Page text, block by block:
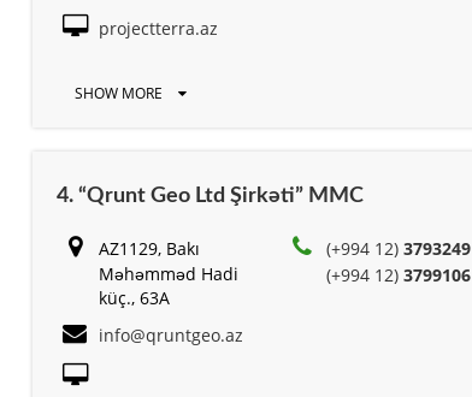
projectterra.az
SHOW MORE
4. “Qrunt Geo Ltd Şirkəti” MMC
AZ1129, Bakı
Məhəmməd Hadi
küç., 63A
(+994 12)3793249
(+994 12)3799106
info@qruntgeo.az